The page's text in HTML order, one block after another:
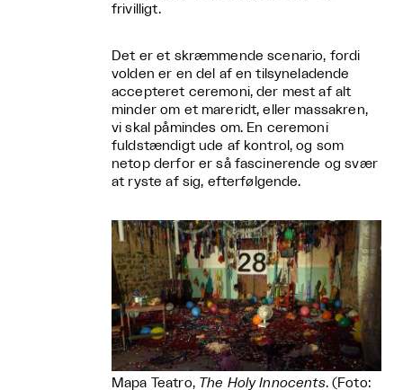
frivilligt.
Det er et skræmmende scenario, fordi
volden er en del af en tilsyneladende
accepteret ceremoni, der mest af alt
minder om et mareridt, eller massakren,
vi skal påmindes om. En ceremoni
fuldstændigt ude af kontrol, og som
netop derfor er så fascinerende og svær
at ryste af sig, efterfølgende.
Mapa Teatro, The Holy Innocents. (Foto: